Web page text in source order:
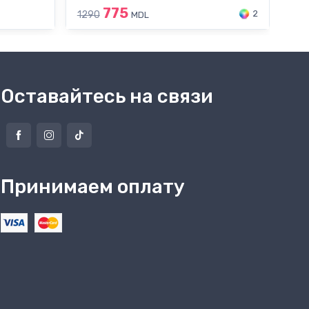
1290 775 MDL 2
Оставайтесь на связи
Принимаем оплату